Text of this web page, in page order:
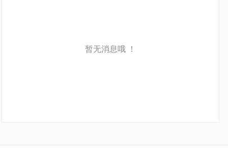
暂无消息哦 ！